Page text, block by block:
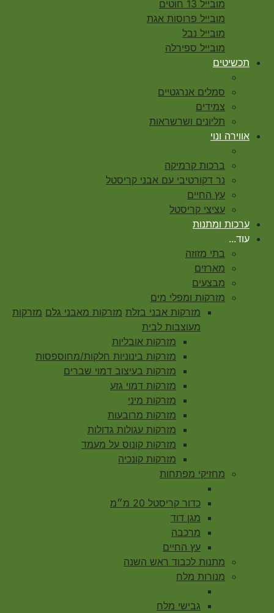
מובייל 13 חוטים
מובייל פרוסות אגת
מובייל נבל
מובייל ספירלה
תכשיטים
סמלים אנרגטיים
צמידים
תליונים ושרשראות
אווירה ונוי
ברכות קרמיקה
נר דקורטיבי עם אבני קריסטל
עץ החיים
עציצי קריסטל
ערכות ומתנות
עוד...
בתי מזוזה
מארזים
מבצעים
מזרקות ומפלי מים
מזרקות אבני בזלת מזרקות מאבני גלם מזרקות
מעוצבות לבית
מזרקות אובליות
מזרקות בינוניות חלקות/מחוספסות
מזרקות בעיצוב דמוי שברים
מזרקות דמוי גזע
מזרקות מיני
מזרקות מרובעות
מזרקות עגולות גדולות
מזרקות קונוס על מעמד
מזרקות קונכיה
מחזיקי מפתחות
כדור קריסטל 20 מ״מ
מגן דוד
מרכבה
עץ החיים
מתנות לכבוד ראש השנה
מנורות מלח
גבישי מלח